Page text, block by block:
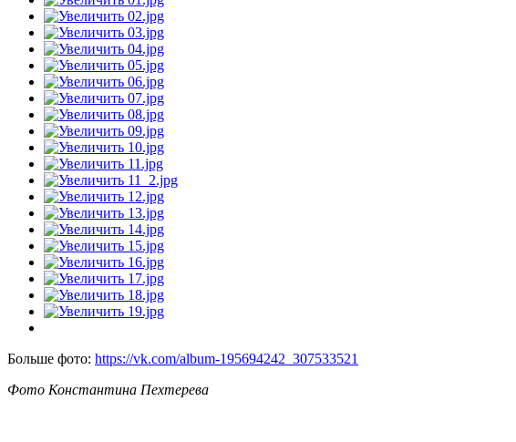
Больше фото: https://vk.com/album-195694242_307533521
Фото Константина Пехтерева